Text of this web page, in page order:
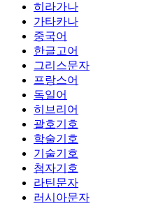
히라가나
가타카나
중국어
한글고어
그리스문자
프랑스어
독일어
히브리어
괄호기호
학술기호
기술기호
첨자기호
라틴문자
러시아문자